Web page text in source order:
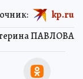
ПАВЛОВА
kp.ru